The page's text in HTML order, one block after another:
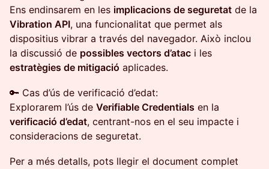
Ens endinsarem en les implicacions de seguretat de la
Vibration API, una funcionalitat que permet als
dispositius vibrar a través del navegador. Això inclou
la discussió de possibles vectors d’atac i les
estratègies de mitigació aplicades.
🔑 Cas d’ús de verificació d’edat:
Explorarem l’ús de Verifiable Credentials en la
verificació d’edat, centrant-nos en el seu impacte i
consideracions de seguretat.
Per a més detalls, pots llegir el document complet